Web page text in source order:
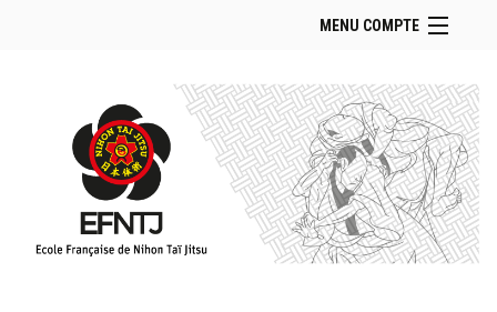
MENU COMPTE
Retour Site EFNTJ
Se connecter
Panier (vide)